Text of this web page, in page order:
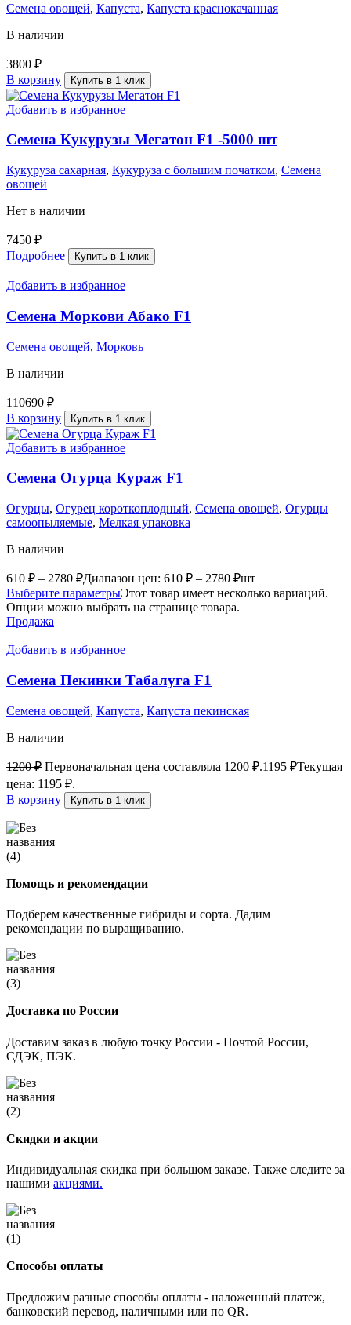
Семена овощей, Капуста, Капуста краснокачанная
В наличии
3800 ₽
В корзину
Купить в 1 клик
Добавить в избранное
Семена Кукурузы Мегатон F1 -5000 шт
Кукуруза сахарная, Кукуруза с большим початком, Семена
овощей
Нет в наличии
7450 ₽
Подробнее
Купить в 1 клик
Добавить в избранное
Семена Моркови Абако F1
Семена овощей, Морковь
В наличии
110690 ₽
В корзину
Купить в 1 клик
Добавить в избранное
Семена Огурца Кураж F1
Огурцы, Огурец короткоплодный, Семена овощей, Огурцы
самоопыляемые, Мелкая упаковка
В наличии
610 ₽ – 2780 ₽Диапазон цен: 610 ₽ – 2780 ₽шт
Выберите параметрыЭтот товар имеет несколько вариаций.
Опции можно выбрать на странице товара.
Продажа
Добавить в избранное
Семена Пекинки Табалуга F1
Семена овощей, Капуста, Капуста пекинская
В наличии
1200₽ Первоначальная цена составляла 1200 ₽.1195 ₽Текущая
цена: 1195 ₽.
В корзину
Купить в 1 клик
Помощь и рекомендации
Подберем качественные гибриды и сорта. Дадим
рекомендации по выращиванию.
Доставка по России
Доставим заказ в любую точку России - Почтой России,
СДЭК, ПЭК.
Скидки и акции
Индивидуальная скидка при большом заказе. Также следите за
нашими акциями.
Способы оплаты
Предложим разные способы оплаты - наложенный платеж,
банковский перевод, наличными или по QR.